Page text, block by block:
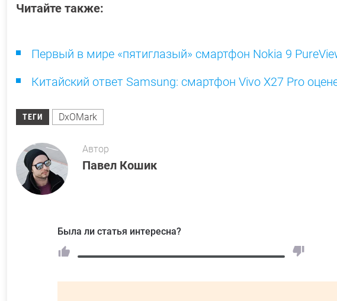
Читайте также:
Первый в мире «пятиглазый» смартфон Nokia 9
Китайский ответ Samsung: смартфон Vivo X27 Pro
ТЕГИ DxOMark
Автор
Павел Кошик
Была ли статья интересна?